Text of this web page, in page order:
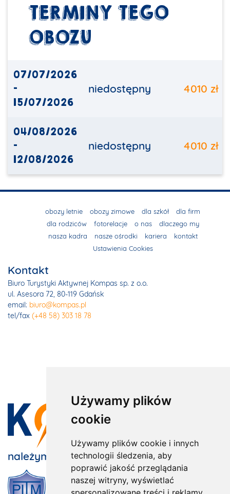
Używamy plików
cookie
Używamy plików cookie i innych
technologii śledzenia, aby
poprawić jakość przeglądania
naszej witryny, wyświetlać
TERMINY TEGO
OBOZU
07/07/2026
-
15/07/2026
niedostępny 4010 zł
04/08/2026
-
12/08/2026
niedostępny 4010 zł
obozy letnie obozy zimowe dla szkół
dla firm
dla rodziców
fotorelacje o nas
dlaczego my
nasza kadra
nasze ośrodki kariera
kontakt
Ustawienia Cookies
Kontakt
Biuro Turystyki Aktywnej Kompas sp. z o.o.
ul. Asesora 72, 80-119 Gdańsk
email: biuro@kompas.pl
tel/fax (+48 58) 303 18 78
należymy do: